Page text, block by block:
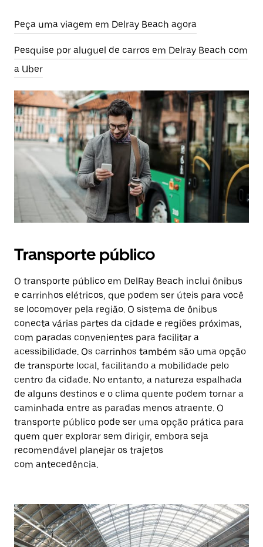
Peça uma viagem em Delray Beach agora
Pesquise por aluguel de carros em Delray Beach com
a Uber
Transporte público
O transporte público em DelRay Beach inclui ônibus
e carrinhos elétricos, que podem ser úteis para você
se locomover pela região. O sistema de ônibus
conecta várias partes da cidade e regiões próximas,
com paradas convenientes para facilitar a
acessibilidade. Os carrinhos também são uma opção
de transporte local, facilitando a mobilidade pelo
centro da cidade. No entanto, a natureza espalhada
de alguns destinos e o clima quente podem tornar a
caminhada entre as paradas menos atraente. O
transporte público pode ser uma opção prática para
quem quer explorar sem dirigir, embora seja
recomendável planejar os trajetos
com antecedência.